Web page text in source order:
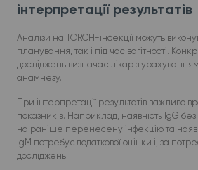
інтерпретації результатів
Аналізи на TORCH-інфекції можуть
планування, так і під час вагітності.
досліджень визначає лікар з урахуванням
анамнезу.
При інтерпретації результатів важливо
показників. Наприклад, наявність IgG
на раніше перенесену інфекцію та
IgM потребує додаткової оцінки і, за
досліджень.